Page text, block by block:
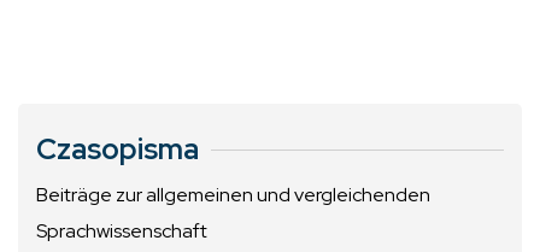
Czasopisma
Beiträge zur allgemeinen und vergleichenden
Sprachwissenschaft